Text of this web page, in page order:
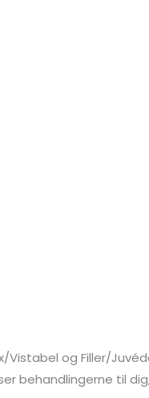
og Filler/
behandlingerne til